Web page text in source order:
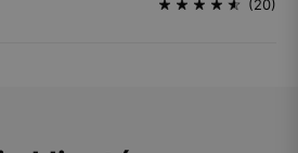
(20)